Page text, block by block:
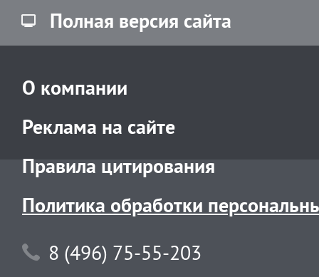
Полная версия сайта
О компании
Реклама на сайте
Правила цитирования
Политика обработки
8 (496) 75-55-203